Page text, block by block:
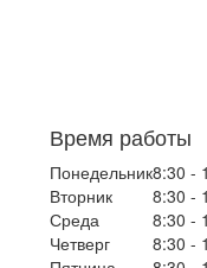
Время работы
Понедельник8:30 -
Вторник
8:30 -
Среда
8:30 -
Четверг
8:30 -